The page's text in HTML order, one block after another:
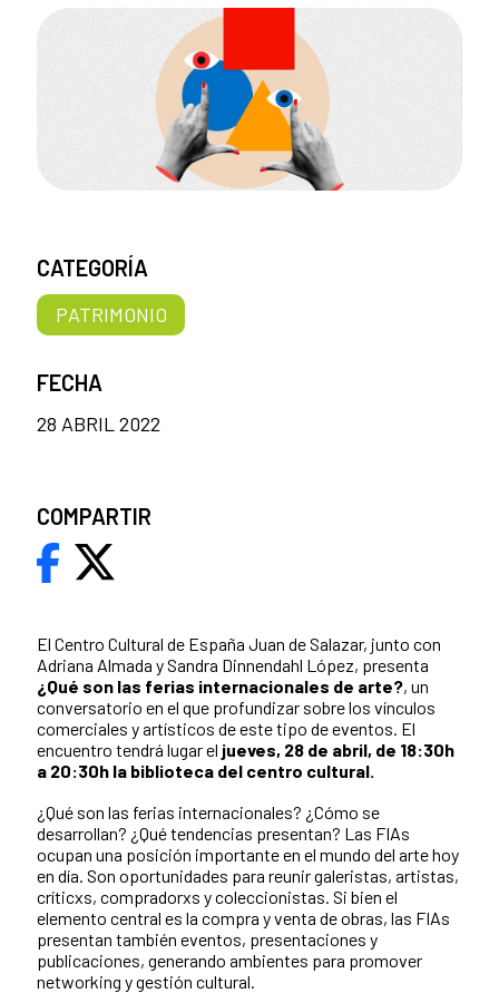
El Centro Cultural de España Juan de Salazar, junto con
Adriana Almada y Sandra Dinnendahl López, presenta
¿Qué son las ferias internacionales de arte?, un
conversatorio en el que profundizar sobre los vínculos
comerciales y artísticos de este tipo de eventos. El
encuentro tendrá lugar el jueves, 28 de abril, de 18:30h
a 20:30h la biblioteca del centro cultural.
¿Qué son las ferias internacionales? ¿Cómo se
desarrollan? ¿Qué tendencias presentan? Las FIAs
ocupan una posición importante en el mundo del arte hoy
en día. Son oportunidades para reunir galeristas, artistas,
críticxs, compradorxs y coleccionistas. Si bien el
elemento central es la compra y venta de obras, las FIAs
presentan también eventos, presentaciones y
publicaciones, generando ambientes para promover
networking y gestión cultural.
CATEGORÍA
PATRIMONIO
FECHA
28 ABRIL 2022
COMPARTIR